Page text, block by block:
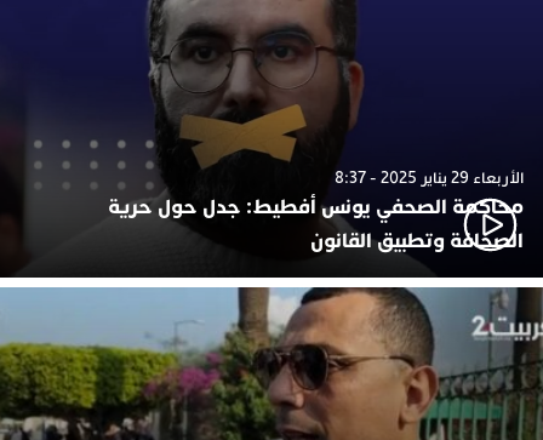
الأربعاء 29 يناير 2025 - 8:37
محاكمة الصحفي يونس أفطيط: جدل حول حرية
الصحافة وتطبيق القانون